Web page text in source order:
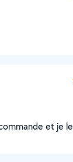
et je le